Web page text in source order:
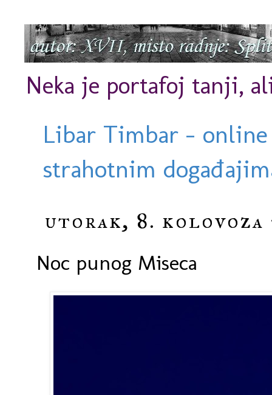
Neka je portafoj tanji,
Libar Timbar -
strahotnim
utorak, 8. kolovoza
Noc punog Miseca